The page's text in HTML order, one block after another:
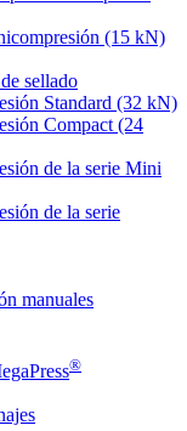
(15 kN)
sellado
Standard (32 kN)
Compact (24
de la serie Mini
de la serie
manuales
®